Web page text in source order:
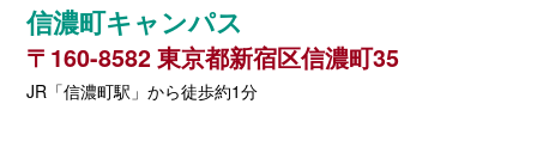
信濃町キャンパス
〒160-8582 東京都新宿区信濃町35
JR「信濃町駅」から徒歩約1分